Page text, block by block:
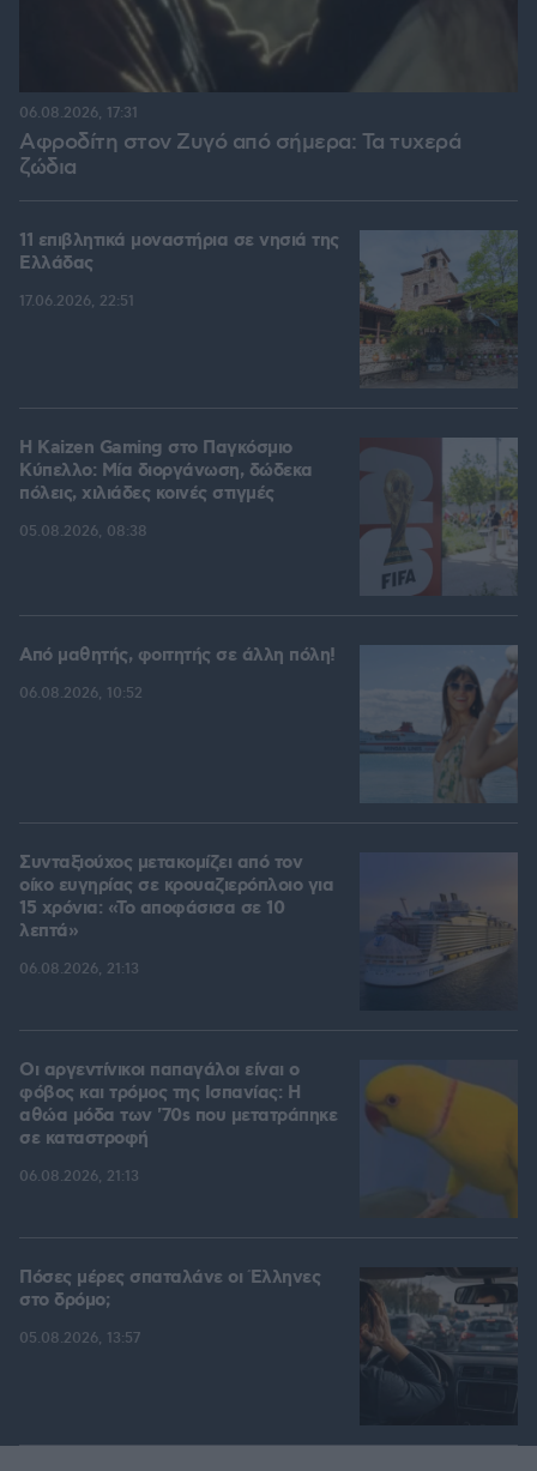
Αφροδίτη στον Ζυγό από σήμερα: Τα τυχερά
ζώδια
06.08.2026, 17:31
11 επιβλητικά μοναστήρια σε νησιά της
Ελλάδας
17.06.2026, 22:51
H Kaizen Gaming στο Παγκόσμιο
Kύπελλο: Μία διοργάνωση, δώδεκα
πόλεις, χιλιάδες κοινές στιγμές
05.08.2026, 08:38
Από μαθητής, φοιτητής σε άλλη πόλη!
06.08.2026, 10:52
Συνταξιούχος μετακομίζει από τον
οίκο ευγηρίας σε κρουαζιερόπλοιο για
15 χρόνια: «Το αποφάσισα σε 10
λεπτά»
06.08.2026, 21:13
Οι αργεντίνικοι παπαγάλοι είναι ο
φόβος και τρόμος της Ισπανίας: Η
αθώα μόδα των '70s που μετατράπηκε
σε καταστροφή
06.08.2026, 21:13
Πόσες μέρες σπαταλάνε οι Έλληνες
στο δρόμο;
05.08.2026, 13:57